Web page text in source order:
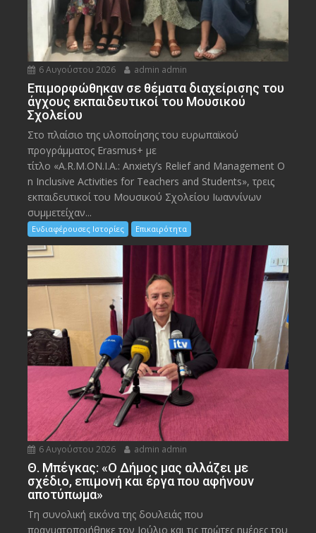
6 Αυγούστου 2026 admin admin
Eπιμορφώθηκαν σε θέματα διαχείρισης του
άγχους εκπαιδευτικοί του Μουσικού
Σχολείου
Στο πλαίσιο της υλοποίησης του ευρωπαϊκού
προγράμματος Erasmus+ με
τίτλο «A.R.M.ON.I.A.: Anxiety’s Relief and Management O
n Inclusive Activities for Teachers and Students», τρεις
εκπαιδευτικοί του Μουσικού Σχολείου Ιωαννίνων
συμμετείχαν...
Ενδιαφέρουσες Ιστορίες Επικαιρότητα
6 Αυγούστου 2026 admin admin
Θ. Μπέγκας: «Ο Δήμος μας αλλάζει με
σχέδιο, επιμονή και έργα που αφήνουν
αποτύπωμα»
Τη συνολική εικόνα της δουλειάς που
πραγματοποιήθηκε τον Ιούλιο και τις πρώτες ημέρες του